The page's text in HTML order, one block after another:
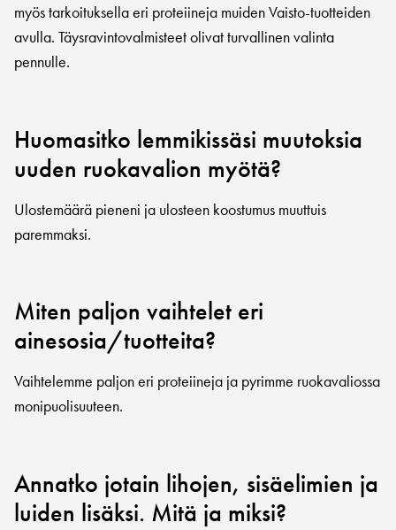
myös tarkoituksella eri proteiineja muiden Vaisto-tuotteiden
avulla. Täysravintovalmisteet olivat turvallinen valinta
pennulle.
Huomasitko lemmikissäsi muutoksia
uuden ruokavalion myötä?
Ulostemäärä pieneni ja ulosteen koostumus muuttuis
paremmaksi.
Miten paljon vaihtelet eri
ainesosia/tuotteita?
Vaihtelemme paljon eri proteiineja ja pyrimme ruokavaliossa
monipuolisuuteen.
Annatko jotain lihojen, sisäelimien ja
luiden lisäksi. Mitä ja miksi?